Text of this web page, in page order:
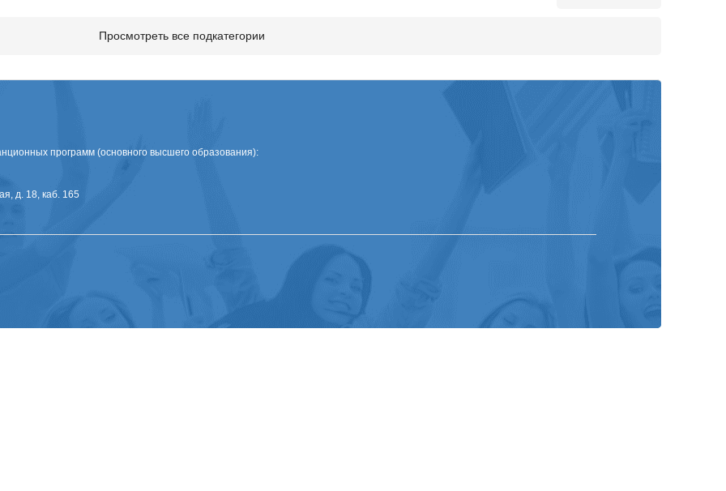
Просмотреть все подкатегории
программ (основного высшего образования):
д. 18, каб. 165